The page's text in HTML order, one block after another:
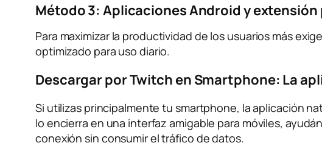
Método 3: Aplicaciones Android y extensión
Para maximizar la productividad de los usuarios más
optimizado para uso diario.
Descargar por Twitch en Smartphone: La
Si utilizas principalmente tu smartphone, la aplicación
lo encierra en una interfaz amigable para móviles,
conexión sin consumir el tráfico de datos.